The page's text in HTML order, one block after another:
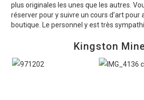
plus originales les unes que les autres.
réserver pour y suivre un cours d’art pour
boutique. Le personnel y est très
Kingston